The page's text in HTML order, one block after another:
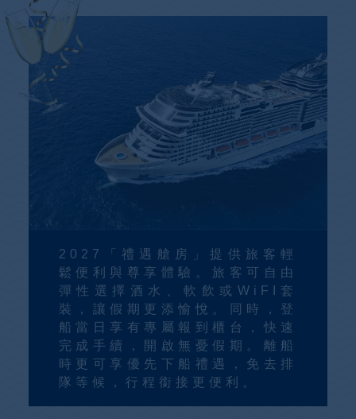
2027「禮遇艙房」提供旅客輕
鬆便利與尊享體驗。旅客可自由
彈性選擇酒水、軟飲或WiFI套
裝，讓假期更添愉悅。同時，登
船當日享有專屬報到櫃台，快速
完成手續，開啟無憂假期。離船
時更可享優先下船禮遇，免去排
隊等候，行程銜接更便利。